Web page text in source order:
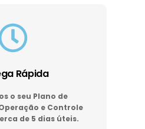
Rápida
o seu Plano de
e Controle
de 5 dias úteis.